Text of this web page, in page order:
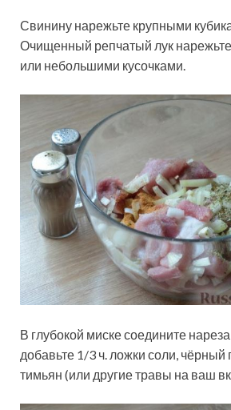
Свинину нарежьте крупными
Очищенный репчатый лук
или небольшими кусочками.
В глубокой миске соедините
добавьте 1/3 ч. ложки соли, чёрный
тимьян (или другие травы на ваш